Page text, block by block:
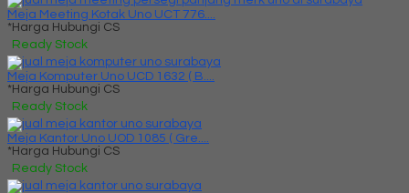
Meja Meeting Kotak Uno UCT 776....
*Harga Hubungi CS
Ready Stock
Meja Komputer Uno UCD 1632 ( B....
*Harga Hubungi CS
Ready Stock
Meja Kantor Uno UOD 1085 ( Gre....
*Harga Hubungi CS
Ready Stock